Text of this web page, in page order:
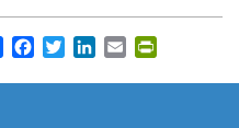
ShareFacebook
TwitterLinkedIn
Email